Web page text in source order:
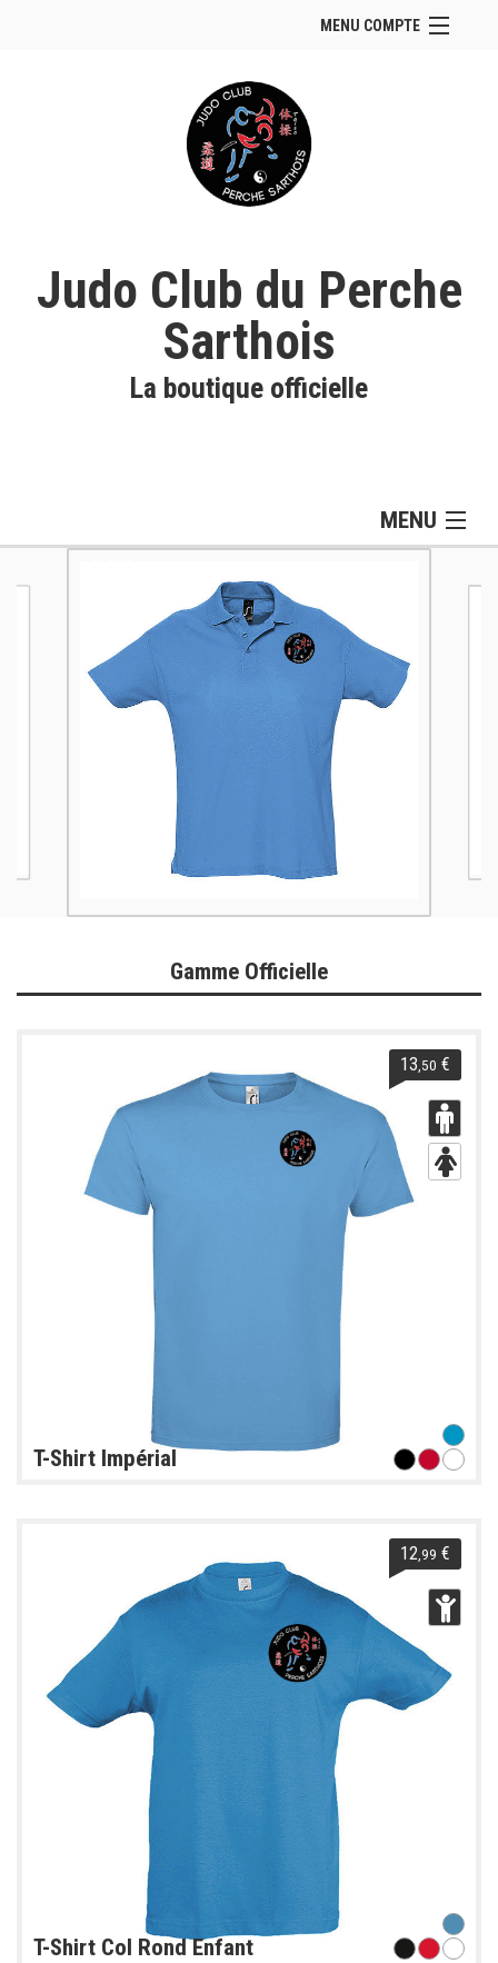
MENU COMPTE
Site Web du club
Se connecter
Panier ( vide )
Judo Club du Perche
Sarthois
La boutique officielle
MENU
Lifestyle
Judogis
Accessoires
Gamme Officielle
13 ,50 €
T-Shirt Impérial
12 ,99 €
T-Shirt Col Rond Enfant